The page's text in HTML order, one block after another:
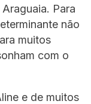
Para
não
muitos
com o
e de muitos